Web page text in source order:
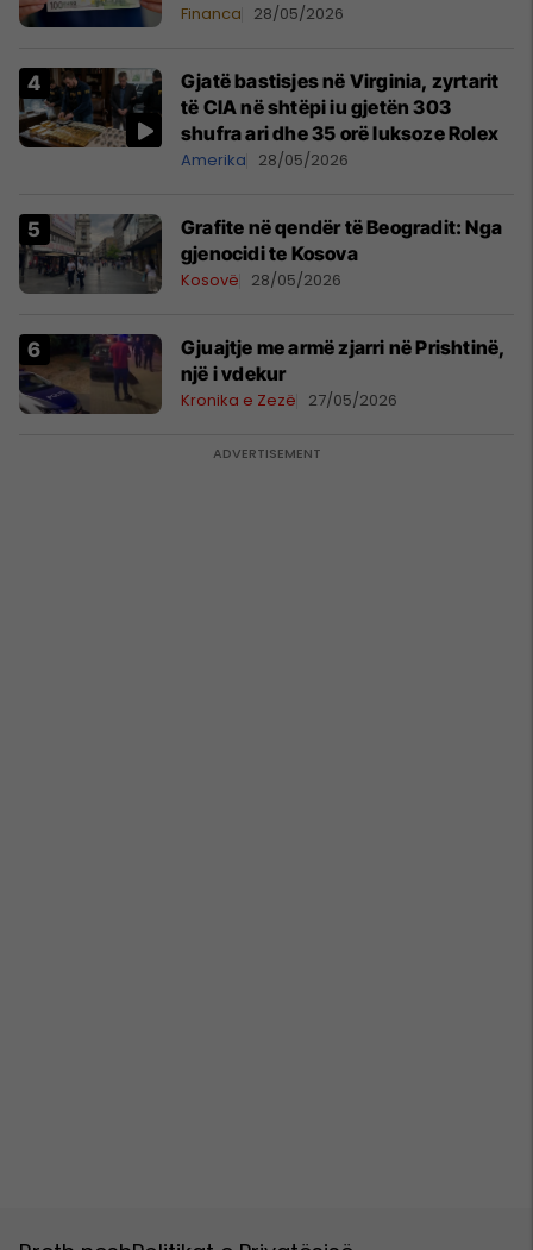
Financa 28/05/2026
Gjatë bastisjes në Virginia, zyrtarit
të CIA në shtëpi iu gjetën 303
shufra ari dhe 35 orë luksoze Rolex
Amerika 28/05/2026
Grafite në qendër të Beogradit: Nga
gjenocidi te Kosova
Kosovë 28/05/2026
Gjuajtje me armë zjarri në Prishtinë,
një i vdekur
Kronika e Zezë 27/05/2026